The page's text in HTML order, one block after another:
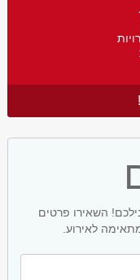
השאירו פרטים
לאירוע.